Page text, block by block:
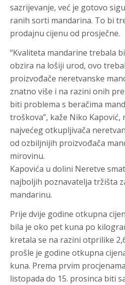
sazrijevanje, već je gotovo
ranih sorti mandarina. To bi
prodajnu cijenu od prosječne.
“Kvaliteta mandarine trebala
obzira na lošiji urod, ovo
proizvođače neretvanske
znatno više i na razini onih
biti problema s beračima
troškova”, kaže Niko
najvećeg otkupljivača
od ozbiljnijih proizvođača
mirovinu.
Kapovića u dolini Neretve
najboljih poznavatelja tržišta
mandarinu.
Prije dvije godine otkupna
bila je oko pet kuna po
kretala se na razini otprilike
prošle je godine otkupna
kuna. Prema prvim
listopada do 15. prosinca biti